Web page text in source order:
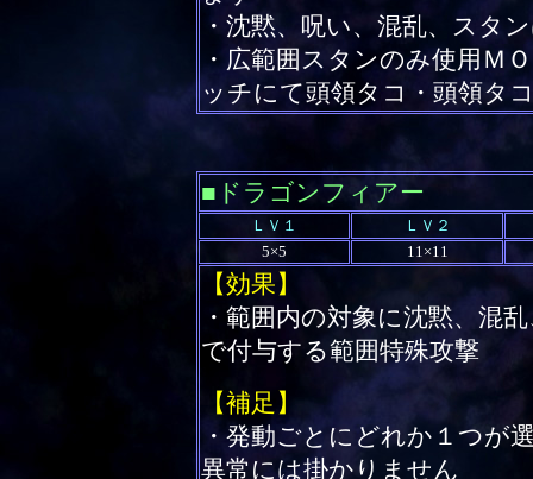
・沈黙、呪い、混乱、スタ
・広範囲スタンのみ使用Ｍ
ッチにて頭領タコ・頭領タ
■ドラゴンフィアー
ＬＶ１
ＬＶ２
5×5
11×11
【効果】
・範囲内の対象に沈黙、混
で付与する範囲特殊攻撃
【補足】
・発動ごとにどれか１つが
異常には掛かりません